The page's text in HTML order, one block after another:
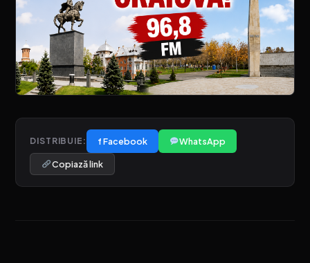
DISTRIBUIE: f Facebook WhatsApp
Copiază link